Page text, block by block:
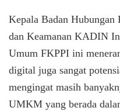
Kepala Badan Hubungan
dan Keamanan KADIN
Umum FKPPI ini
digital juga sangat
mengingat masih
UMKM yang berada